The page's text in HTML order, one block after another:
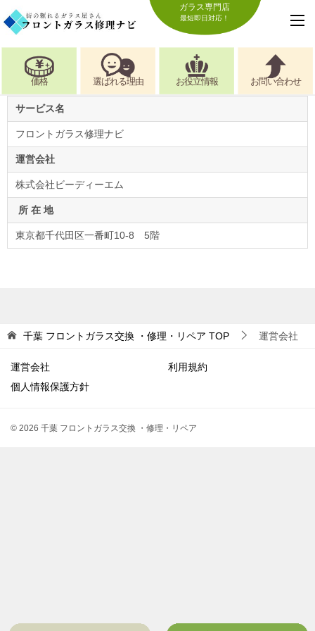
ガラス専門店
最短即日対応！
価格 選ばれる理由 お役立情報 お問い合わせ
サービス名
フロントガラス修理ナビ
運営会社
株式会社ビーディーエム
所 在 地
東京都千代田区一番町10-8 5階
千葉 フロントガラス交換 ・修理・リペア TOP 運営会社
運営会社
利用規約
個人情報保護方針
© 2026 千葉 フロントガラス交換 ・修理・リペア